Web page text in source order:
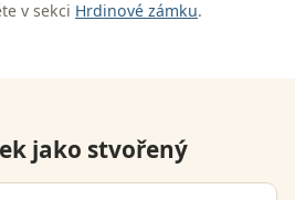
v sekci Hrdinové zámku.
jako stvořený